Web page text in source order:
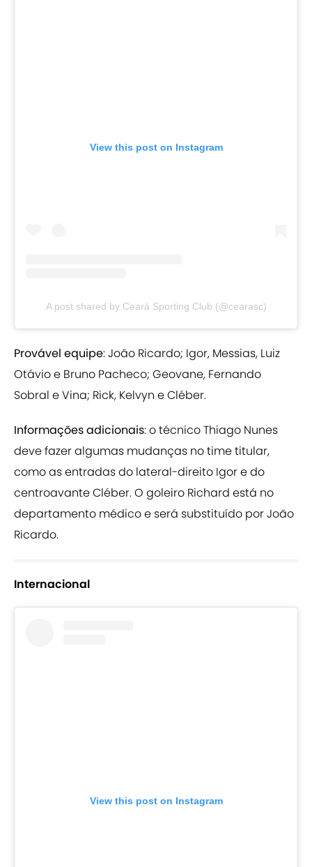
View this post on Instagram
A post shared by Ceará Sporting Club (@cearasc)
Provável equipe: João Ricardo; Igor, Messias, Luiz
Otávio e Bruno Pacheco; Geovane, Fernando
Sobral e Vina; Rick, Kelvyn e Cléber.
Informações adicionais: o técnico Thiago Nunes
deve fazer algumas mudanças no time titular,
como as entradas do lateral-direito Igor e do
centroavante Cléber. O goleiro Richard está no
departamento médico e será substituído por João
Ricardo.
Internacional
View this post on Instagram